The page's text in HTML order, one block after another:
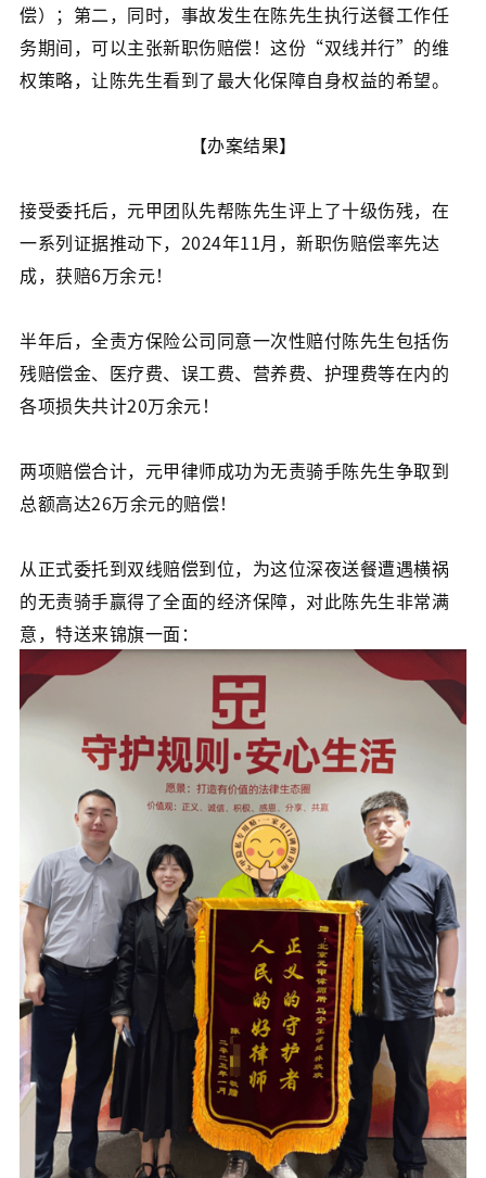
偿）；第二，同时，事故发生在陈先生执行送餐工作任
务期间，可以主张新职伤赔偿！这份“双线并行”的维
权策略，让陈先生看到了最大化保障自身权益的希望。
【办案结果】
接受委托后，元甲团队先帮陈先生评上了十级伤残，在
一系列证据推动下，2024年11月，新职伤赔偿率先达
成，获赔6万余元！
半年后，全责方保险公司同意一次性赔付陈先生包括伤
残赔偿金、医疗费、误工费、营养费、护理费等在内的
各项损失共计20万余元！
两项赔偿合计，元甲律师成功为无责骑手陈先生争取到
总额高达26万余元的赔偿！
从正式委托到双线赔偿到位，为这位深夜送餐遭遇横祸
的无责骑手赢得了全面的经济保障，对此陈先生非常满
意，特送来锦旗一面：